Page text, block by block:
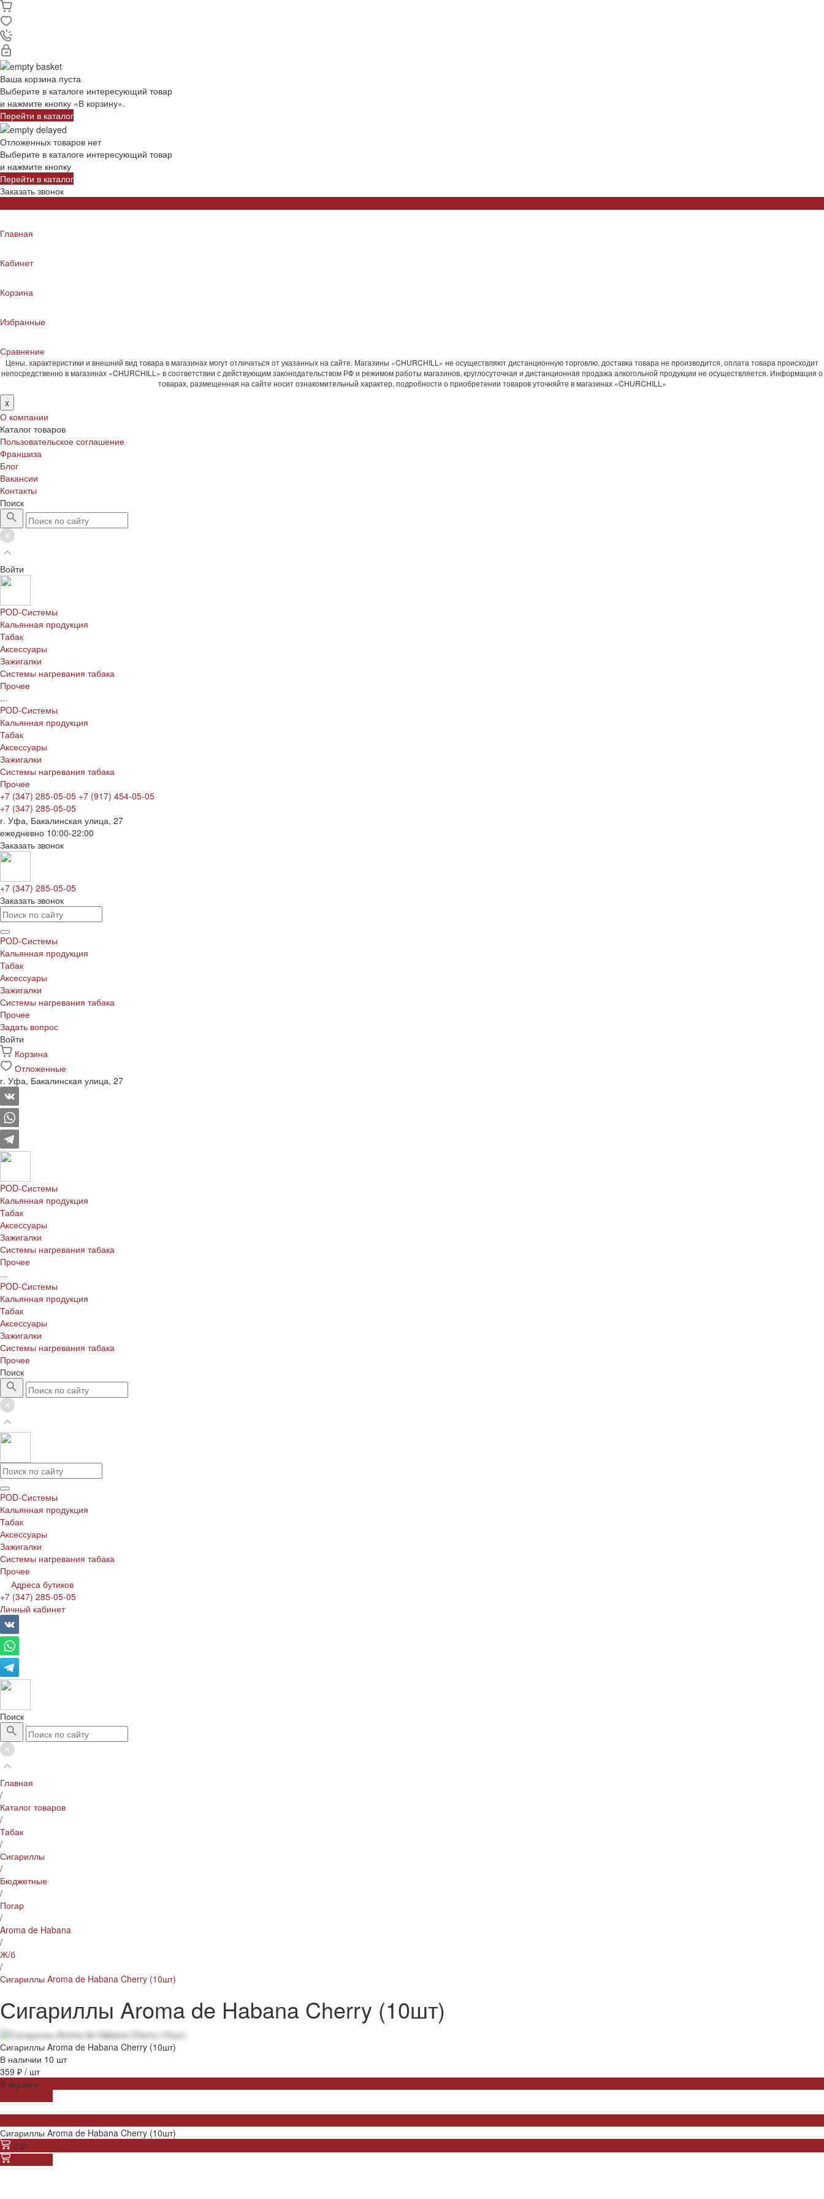
Ваша корзина пуста
Выберите в каталоге интересующий товар
и нажмите кнопку «В корзину».
Перейти в каталог
Отложенных товаров нет
Выберите в каталоге интересующий товар
и нажмите кнопку
Перейти в каталог
Заказать звонок
Главная
Кабинет
Корзина
Избранные
Сравнение
Цены, характеристики и внешний вид товара в магазинах могут отличаться от указанных на сайте. Магазины «CHURCHILL» не осуществляют дистанционную торговлю, доставка товара не производится, оплата товара происходит
непосредственно в магазинах «CHURCHILL» в соответствии с действующим законодательством РФ и режимом работы магазинов, круглосуточная и дистанционная продажа алкогольной продукции не осуществляется. Информация о
товарах, размещенная на сайте носит ознакомительный характер, подробности о приобретении товаров уточняйте в магазинах «CHURCHILL»
x
О компании
Каталог товаров
Пользовательское соглашение
Франшиза
Блог
Вакансии
Контакты
Поиск
Войти
POD-Системы
Кальянная продукция
Табак
Аксессуары
Зажигалки
Системы нагревания табака
Прочее
...
POD-Системы
Кальянная продукция
Табак
Аксессуары
Зажигалки
Системы нагревания табака
Прочее
+7 (347) 285-05-05 +7 (917) 454-05-05
+7 (347) 285-05-05
г. Уфа, Бакалинская улица, 27
ежедневно 10:00-22:00
Заказать звонок
+7 (347) 285-05-05
Заказать звонок
POD-Системы
Кальянная продукция
Табак
Аксессуары
Зажигалки
Системы нагревания табака
Прочее
Задать вопрос
Войти
Корзина
Отложенные
г. Уфа, Бакалинская улица, 27
POD-Системы
Кальянная продукция
Табак
Аксессуары
Зажигалки
Системы нагревания табака
Прочее
...
POD-Системы
Кальянная продукция
Табак
Аксессуары
Зажигалки
Системы нагревания табака
Прочее
Поиск
POD-Системы
Кальянная продукция
Табак
Аксессуары
Зажигалки
Системы нагревания табака
Прочее
Адреса бутиков
+7 (347) 285-05-05
Личный кабинет
Поиск
Главная
/
Каталог товаров
/
Табак
/
Сигариллы
/
Бюджетные
/
Погар
/
Aroma de Habana
/
Ж/б
/
Сигариллы Aroma de Habana Cherry (10шт)
Сигариллы Aroma de Habana Cherry (10шт)
Сигариллы Aroma de Habana Cherry (10шт)
В наличии 10 шт
359 ₽ / шт
В корзину
Сигариллы Aroma de Habana Cherry (10шт)
0 ₽